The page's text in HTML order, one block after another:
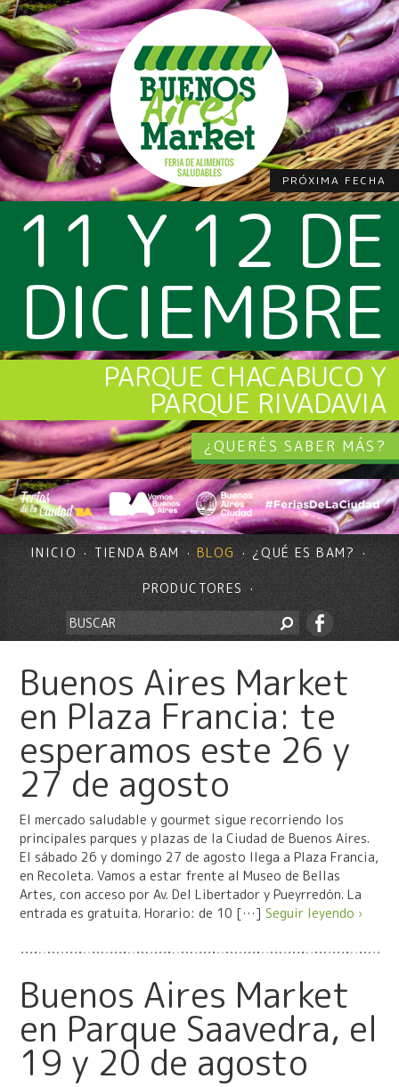
PRÓXIMA FECHA
11 Y 12 DE
DICIEMBRE
PARQUE CHACABUCO Y
PARQUE RIVADAVIA
¿QUERÉS SABER MÁS?
INICIO TIENDA BAM BLOG ¿QUÉ ES BAM?
PRODUCTORES
Buenos Aires Market
en Plaza Francia: te
esperamos este 26 y
27 de agosto
El mercado saludable y gourmet sigue recorriendo los
principales parques y plazas de la Ciudad de Buenos Aires.
El sábado 26 y domingo 27 de agosto llega a Plaza Francia,
en Recoleta. Vamos a estar frente al Museo de Bellas
Artes, con acceso por Av. Del Libertador y Pueyrredón. La
entrada es gratuita. Horario: de 10 […] Seguir leyendo ›
Buenos Aires Market
en Parque Saavedra, el
19 y 20 de agosto